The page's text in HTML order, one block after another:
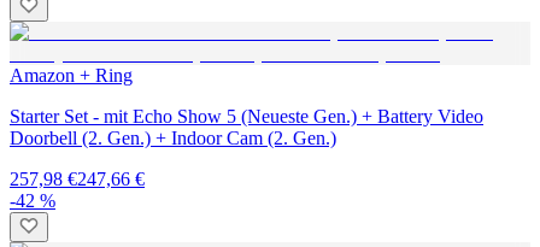
Amazon + Ring
Starter Set - mit Echo Show 5 (Neueste Gen.) + Battery Video
Doorbell (2. Gen.) + Indoor Cam (2. Gen.)
257,98 €247,66 €
-42 %